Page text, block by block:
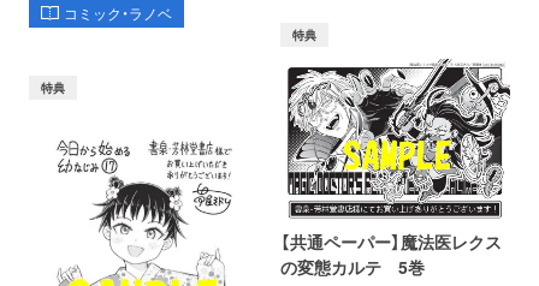
コミック・ラノベ
特典
特典
【共通ペーパー】魔法医レクス
の変態カルテ 5巻